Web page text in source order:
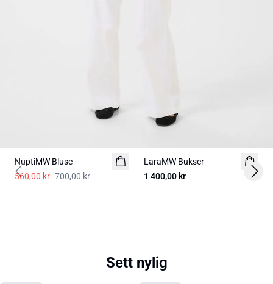
NuptiMW Bluse
560,00 kr 700,00 kr
LaraMW Bukser
1 400,00 kr
Previous slide Next
Sett nylig